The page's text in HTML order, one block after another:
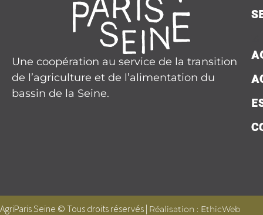
Une coopération au service de la transition
de l’agriculture et de l’alimentation du
bassin de la Seine.
AgriParis Seine © Tous droits réservés | Réalisation : EthicWeb